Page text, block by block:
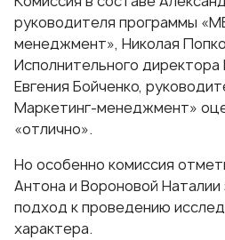
руководителя программы «
менеджмент», Николая
Исполнительного
Евгения Бойченко,
Маркетинг-менеджмент»
«отлично».
Но особенно комиссия
Антона и Вороновой
подход к проведению
характера.